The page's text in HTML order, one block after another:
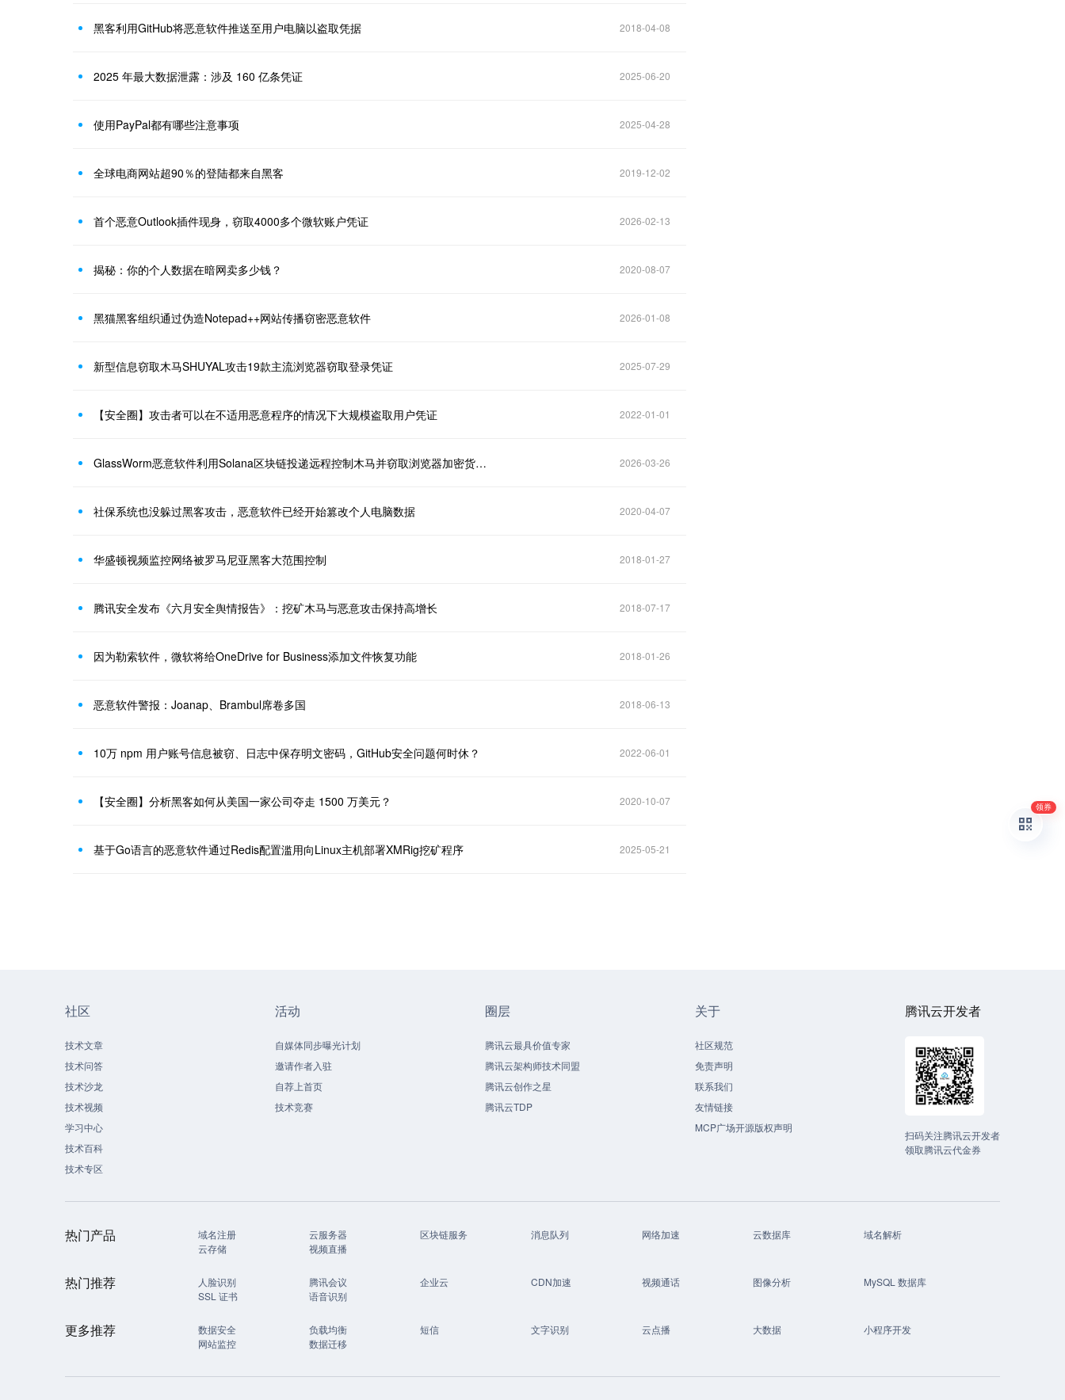
黑客利用GitHub将恶意软件推送至用户电脑以盗取凭据 2018-04-08
2025 年最大数据泄露：涉及 160 亿条凭证 2025-06-20
使用PayPal都有哪些注意事项 2025-04-28
全球电商网站超90％的登陆都来自黑客 2019-12-02
首个恶意Outlook插件现身，窃取4000多个微软账户凭证 2026-02-13
揭秘：你的个人数据在暗网卖多少钱？ 2020-08-07
黑猫黑客组织通过伪造Notepad++网站传播窃密恶意软件 2026-01-08
新型信息窃取木马SHUYAL攻击19款主流浏览器窃取登录凭证 2025-07-29
【安全圈】攻击者可以在不适用恶意程序的情况下大规模盗取用户凭证 2022-01-01
GlassWorm恶意软件利用Solana区块链投递远程控制木马并窃取浏览器加密货币数据 2026-03-26
社保系统也没躲过黑客攻击，恶意软件已经开始篡改个人电脑数据 2020-04-07
华盛顿视频监控网络被罗马尼亚黑客大范围控制 2018-01-27
腾讯安全发布《六月安全舆情报告》：挖矿木马与恶意攻击保持高增长 2018-07-17
因为勒索软件，微软将给OneDrive for Business添加文件恢复功能 2018-01-26
恶意软件警报：Joanap、Brambul席卷多国 2018-06-13
10万 npm 用户账号信息被窃、日志中保存明文密码，GitHub安全问题何时休？ 2022-06-01
【安全圈】分析黑客如何从美国一家公司夺走 1500 万美元？ 2020-10-07
基于Go语言的恶意软件通过Redis配置滥用向Linux主机部署XMRig挖矿程序 2025-05-21
社区
技术文章
技术问答
技术沙龙
技术视频
学习中心
技术百科
技术专区
活动
自媒体同步曝光计划
邀请作者入驻
自荐上首页
技术竞赛
圈层
腾讯云最具价值专家
腾讯云架构师技术同盟
腾讯云创作之星
腾讯云TDP
关于
社区规范
免责声明
联系我们
友情链接
MCP广场开源版权声明
腾讯云开发者
扫码关注腾讯云开发者
领取腾讯云代金券
热门产品 域名注册 云服务器 区块链服务 消息队列 网络加速 云数据库
域名解析
云存储
视频直播
热门推荐 人脸识别 腾讯会议 企业云 CDN加速 视频通话 图像分析
MySQL 数据库
SSL 证书
语音识别
更多推荐 数据安全 负载均衡 短信 文字识别 云点播 大数据
小程序开发
网站监控
数据迁移
领券